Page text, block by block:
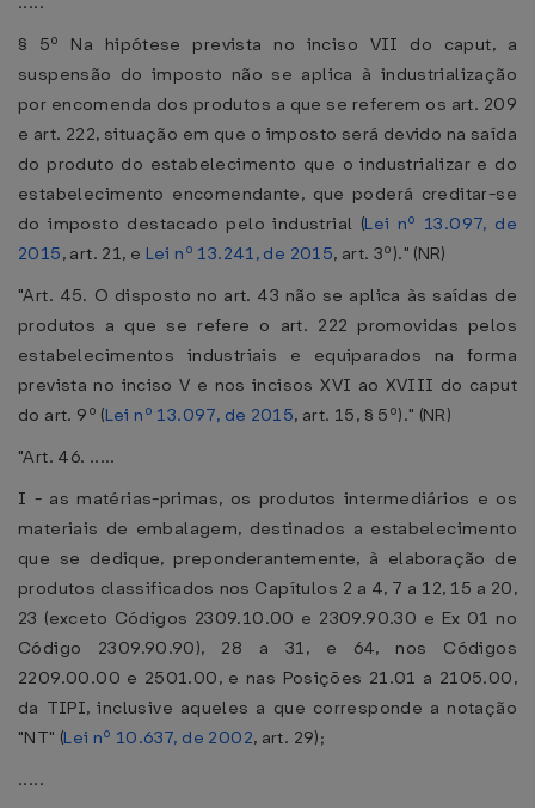
§ 5º Na hipótese prevista no inciso VII do caput, a
suspensão do imposto não se aplica à industrialização
por encomenda dos produtos a que se referem os art. 209
e art. 222, situação em que o imposto será devido na saída
do produto do estabelecimento que o industrializar e do
estabelecimento encomendante, que poderá creditar-se
do imposto destacado pelo industrial (Lei nº 13.097, de
2015, art. 21, e Lei nº 13.241, de 2015, art. 3º)." (NR)
"Art. 45. O disposto no art. 43 não se aplica às saídas de
produtos a que se refere o art. 222 promovidas pelos
estabelecimentos industriais e equiparados na forma
prevista no inciso V e nos incisos XVI ao XVIII do caput
do art. 9º (Lei nº 13.097, de 2015, art. 15, § 5º)." (NR)
"Art. 46. .....
I - as matérias-primas, os produtos intermediários e os
materiais de embalagem, destinados a estabelecimento
que se dedique, preponderantemente, à elaboração de
produtos classificados nos Capítulos 2 a 4, 7 a 12, 15 a 20,
23 (exceto Códigos 2309.10.00 e 2309.90.30 e Ex 01 no
Código 2309.90.90), 28 a 31, e 64, nos Códigos
2209.00.00 e 2501.00, e nas Posições 21.01 a 2105.00,
da TIPI, inclusive aqueles a que corresponde a notação
"NT" (Lei nº 10.637, de 2002, art. 29);
.....